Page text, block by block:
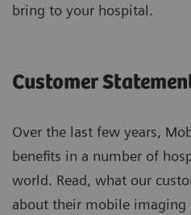
bring to your hospital.
Customer
Over the last few years,
benefits in a number of
world. Read, what our
about their mobile imaging